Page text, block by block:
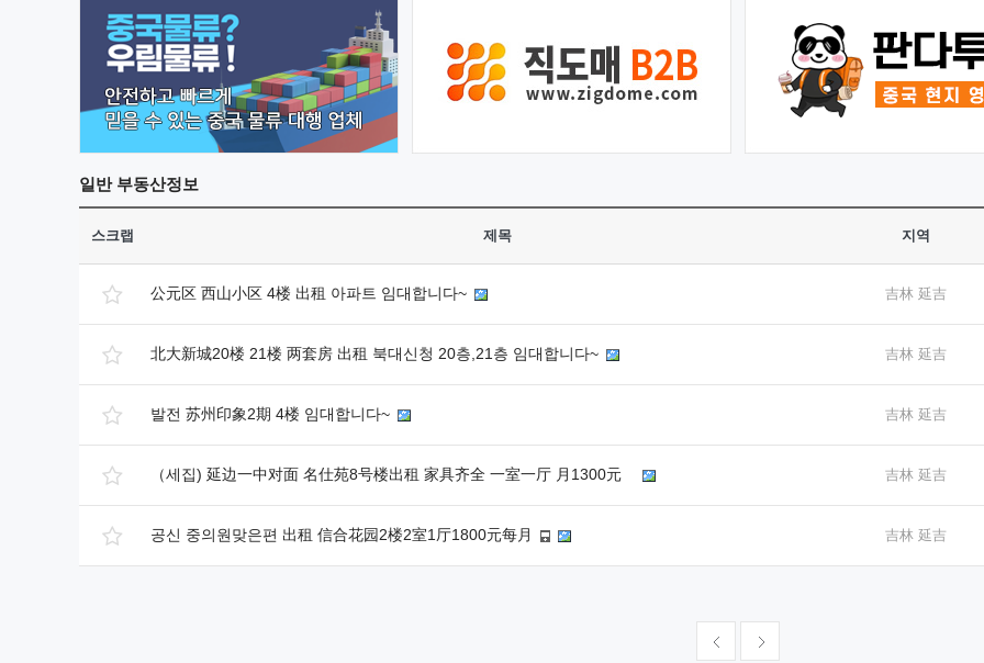
일반부동산정보
스크랩 제목 지역
公元区 西山小区 4楼 出租 아파트 임대합니다~ 吉林 延吉
北大新城20楼 21楼 两套房 出租 북대신청 20층,21층 임대합니다~ 吉林 延吉
발전 苏州印象2期 4楼 임대합니다~ 吉林 延吉
（세집) 延边一中对面 名仕苑8号楼出租 家具齐全 一室一厅 月1300元 吉林 延吉
공신 중의원맞은편 出租 信合花园2楼2室1厅1800元每月 吉林 延吉